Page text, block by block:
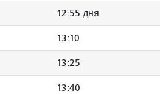
12:55 дня
13:10
13:25
13:40